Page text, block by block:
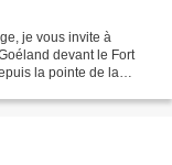
je vous invite à
devant le Fort
la pointe de la